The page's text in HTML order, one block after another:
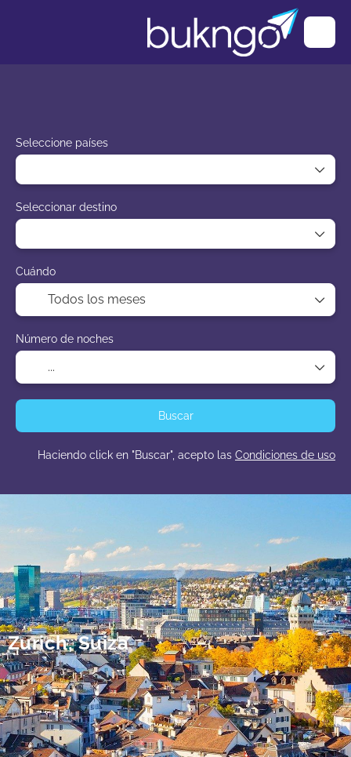
Zurich, Suiza
Seleccione países
Seleccionar destino
Cuándo
Número de noches
Buscar
Haciendo click en "Buscar", acepto las Condiciones de uso